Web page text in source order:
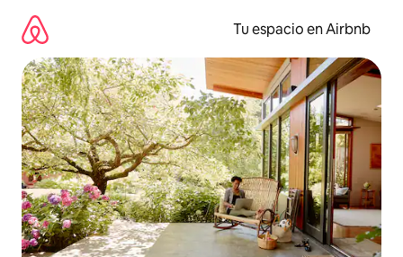
contenido
Tu espacio en Airbnb